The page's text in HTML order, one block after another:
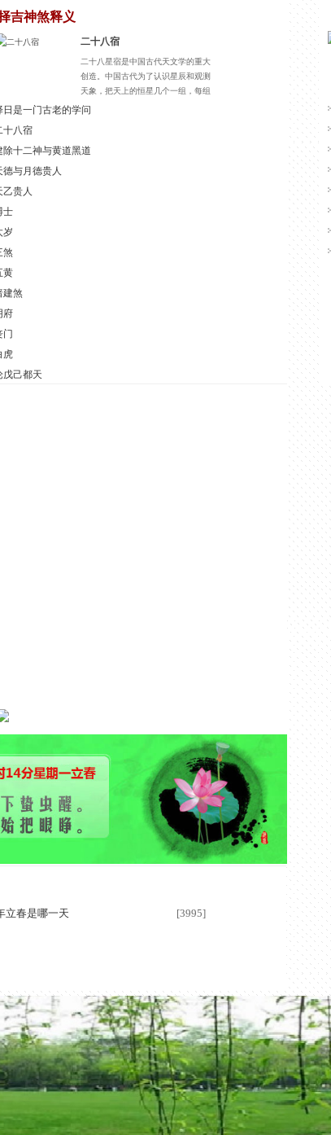
[3995]
立春是哪一天
吉神煞释义
二十八宿
二十八星宿是中国古代天文学的重大
创造。中国古代为了认识星辰和观测
天象，把天上的恒星几个一组，每组
合定一个名称，这样的恒星组合称为
日是一门古老的学问
十八宿
除十二神与黄道黑道
德与月德贵人
乙贵人
士
岁
煞
黄
建煞
府
门
虎
戊己都天